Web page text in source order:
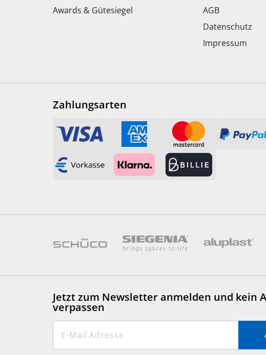
Awards & Gütesiegel
AGB
Datenschutz
Impressum
Zahlungsarten
Jetzt zum Newsletter anmelden und kein
verpassen